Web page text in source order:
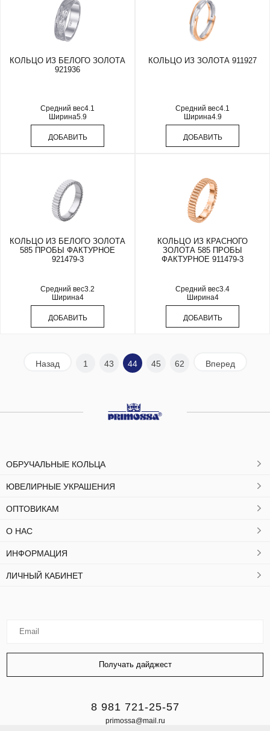
КОЛЬЦО ИЗ БЕЛОГО ЗОЛОТА
921936
Средний вес4.1
Ширина5.9
ДОБАВИТЬ
КОЛЬЦО ИЗ ЗОЛОТА 911927
Средний вес4.1
Ширина4.9
ДОБАВИТЬ
КОЛЬЦО ИЗ БЕЛОГО ЗОЛОТА
585 ПРОБЫ ФАКТУРНОЕ
921479-3
Средний вес3.2
Ширина4
ДОБАВИТЬ
КОЛЬЦО ИЗ КРАСНОГО
ЗОЛОТА 585 ПРОБЫ
ФАКТУРНОЕ 911479-3
Средний вес3.4
Ширина4
ДОБАВИТЬ
Назад 1 43 44 45 62 Вперед
ОБРУЧАЛЬНЫЕ КОЛЬЦА
ЮВЕЛИРНЫЕ УКРАШЕНИЯ
ОПТОВИКАМ
О НАС
ИНФОРМАЦИЯ
ЛИЧНЫЙ КАБИНЕТ
8 981 721-25-57
primossa@mail.ru